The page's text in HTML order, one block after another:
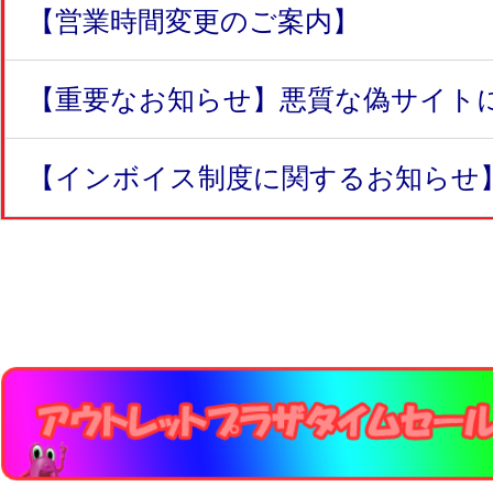
【営業時間変更のご案内】
【重要なお知らせ】悪質な偽サイト
【インボイス制度に関するお知らせ